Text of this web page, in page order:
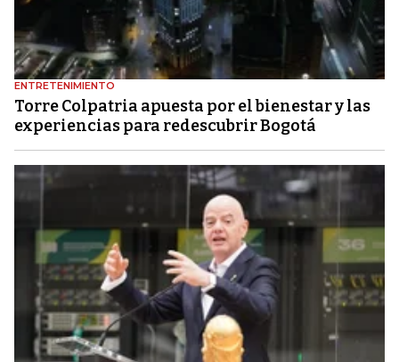
ENTRETENIMIENTO
Torre Colpatria apuesta por el bienestar y las
experiencias para redescubrir Bogotá